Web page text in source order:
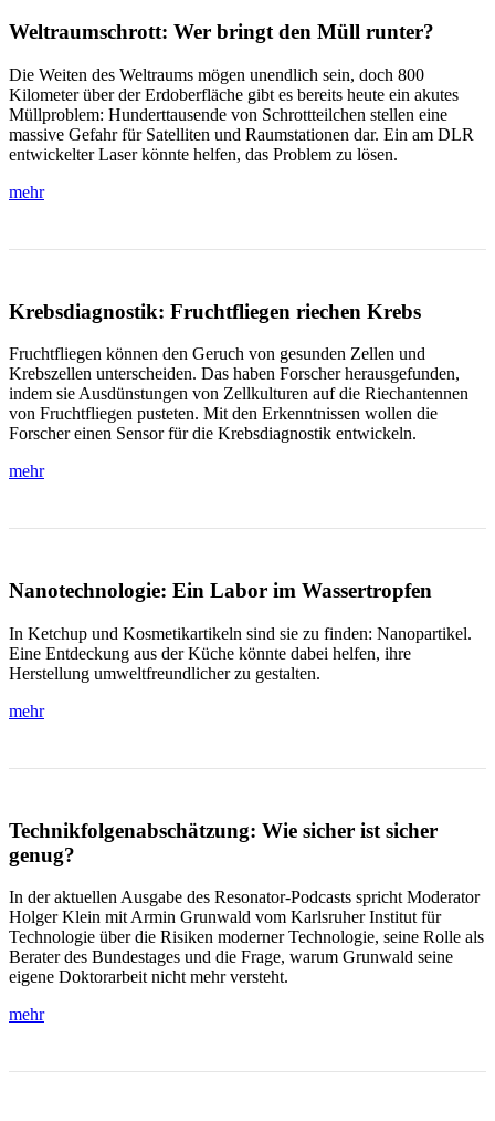
Weltraumschrott: Wer bringt den Müll runter?
Die Weiten des Weltraums mögen unendlich sein, doch 800
Kilometer über der Erdoberfläche gibt es bereits heute ein akutes
Müllproblem: Hunderttausende von Schrottteilchen stellen eine
massive Gefahr für Satelliten und Raumstationen dar. Ein am DLR
entwickelter Laser könnte helfen, das Problem zu lösen.
mehr
Krebsdiagnostik: Fruchtfliegen riechen Krebs
Fruchtfliegen können den Geruch von gesunden Zellen und
Krebszellen unterscheiden. Das haben Forscher herausgefunden,
indem sie Ausdünstungen von Zellkulturen auf die Riechantennen
von Fruchtfliegen pusteten. Mit den Erkenntnissen wollen die
Forscher einen Sensor für die Krebsdiagnostik entwickeln.
mehr
Nanotechnologie: Ein Labor im Wassertropfen
In Ketchup und Kosmetikartikeln sind sie zu finden: Nanopartikel.
Eine Entdeckung aus der Küche könnte dabei helfen, ihre
Herstellung umweltfreundlicher zu gestalten.
mehr
Technikfolgenabschätzung: Wie sicher ist sicher
genug?
In der aktuellen Ausgabe des Resonator-Podcasts spricht Moderator
Holger Klein mit Armin Grunwald vom Karlsruher Institut für
Technologie über die Risiken moderner Technologie, seine Rolle als
Berater des Bundestages und die Frage, warum Grunwald seine
eigene Doktorarbeit nicht mehr versteht.
mehr